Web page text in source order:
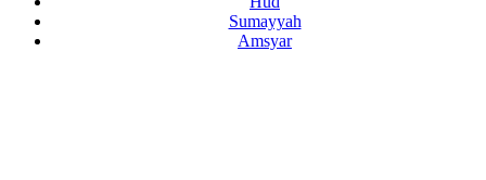
Sumayyah
Amsyar